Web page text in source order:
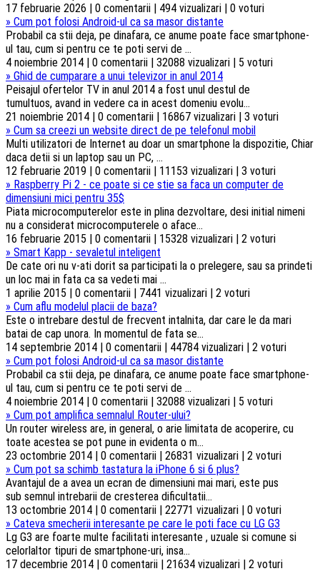
17 februarie 2026 | 0 comentarii | 494 vizualizari | 0 voturi
» Cum pot folosi Android-ul ca sa masor distante
Probabil ca stii deja, pe dinafara, ce anume poate face smartphone-
ul tau, cum si pentru ce te poti servi de ...
4 noiembrie 2014 | 0 comentarii | 32088 vizualizari | 5 voturi
» Ghid de cumparare a unui televizor in anul 2014
Peisajul ofertelor TV in anul 2014 a fost unul destul de
tumultuos, avand in vedere ca in acest domeniu evolu...
21 noiembrie 2014 | 0 comentarii | 16867 vizualizari | 3 voturi
» Cum sa creezi un website direct de pe telefonul mobil
Multi utilizatori de Internet au doar un smartphone la dispozitie, Chiar
daca detii si un laptop sau un PC, ...
12 februarie 2019 | 0 comentarii | 11153 vizualizari | 3 voturi
» Raspberry Pi 2 - ce poate si ce stie sa faca un computer de
dimensiuni mici pentru 35$
Piata microcomputerelor este in plina dezvoltare, desi initial nimeni
nu a considerat microcomputerele o aface...
16 februarie 2015 | 0 comentarii | 15328 vizualizari | 2 voturi
» Smart Kapp - sevaletul inteligent
De cate ori nu v-ati dorit sa participati la o prelegere, sau sa prindeti
un loc mai in fata ca sa vedeti mai ...
1 aprilie 2015 | 0 comentarii | 7441 vizualizari | 2 voturi
» Cum aflu modelul placii de baza?
Este o intrebare destul de frecvent intalnita, dar care le da mari
batai de cap unora. In momentul de fata se...
14 septembrie 2014 | 0 comentarii | 44784 vizualizari | 2 voturi
» Cum pot folosi Android-ul ca sa masor distante
Probabil ca stii deja, pe dinafara, ce anume poate face smartphone-
ul tau, cum si pentru ce te poti servi de ...
4 noiembrie 2014 | 0 comentarii | 32088 vizualizari | 5 voturi
» Cum pot amplifica semnalul Router-ului?
Un router wireless are, in general, o arie limitata de acoperire, cu
toate acestea se pot pune in evidenta o m...
23 octombrie 2014 | 0 comentarii | 26831 vizualizari | 2 voturi
» Cum pot sa schimb tastatura la iPhone 6 si 6 plus?
Avantajul de a avea un ecran de dimensiuni mai mari, este pus
sub semnul intrebarii de cresterea dificultatii...
13 octombrie 2014 | 0 comentarii | 22771 vizualizari | 0 voturi
» Cateva smecherii interesante pe care le poti face cu LG G3
Lg G3 are foarte multe facilitati interesante , uzuale si comune si
celorlaltor tipuri de smartphone-uri, insa...
17 decembrie 2014 | 0 comentarii | 21634 vizualizari | 2 voturi